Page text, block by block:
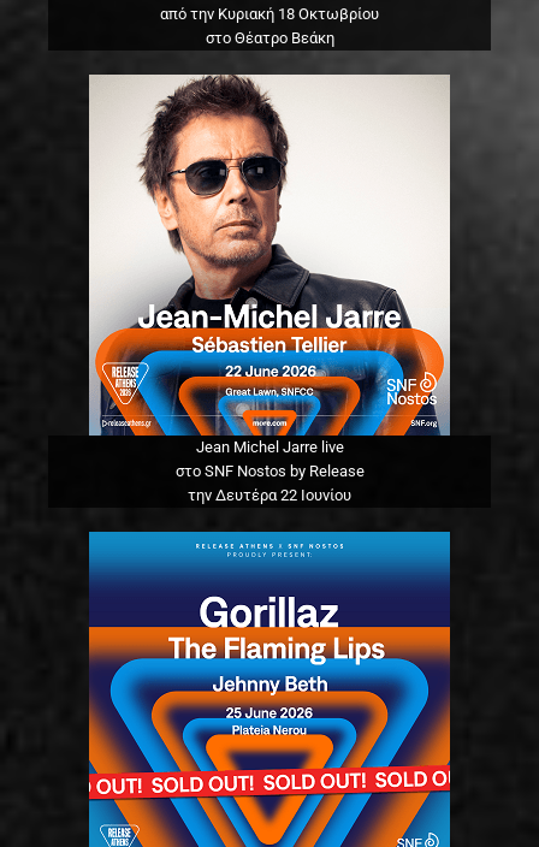
από την Κυριακή 18 Οκτωβρίου
στο Θέατρο Βεάκη
Jean Michel Jarre live
στο SNF Nostos by Release
την Δευτέρα 22 Ιουνίου